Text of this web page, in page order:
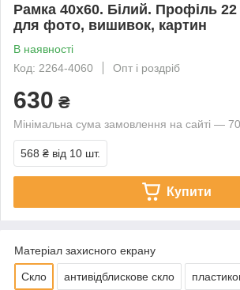
Рамка 40х60. Білий. Профіль
для фото, вишивок, картин
В наявності
Код: 2264-4060
Опт і роздріб
630 ₴
Мінімальна сума замовлення на сайті —
568 ₴ від 10 шт.
Купити
Матеріал захисного екрану
Скло антивідблискове скло